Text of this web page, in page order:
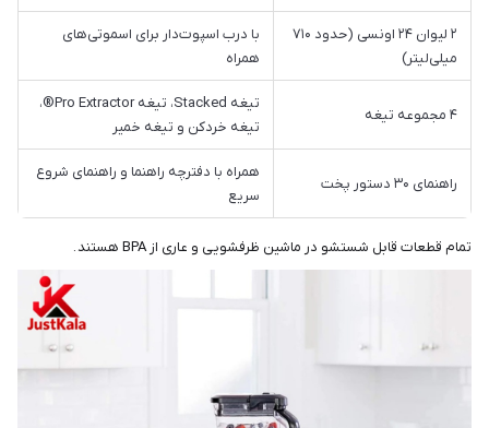
۲ لیوان ۲۴ اونسی (حدود ۷۱۰
میلی‌لیتر)
با درب اسپوت‌دار برای اسموتی‌های
همراه
۴ مجموعه تیغه
تیغه Stacked، تیغه Pro Extractor®،
تیغه خردکن و تیغه خمیر
راهنمای ۳۰ دستور پخت
همراه با دفترچه راهنما و راهنمای شروع
سریع
تمام قطعات قابل شستشو در ماشین ظرفشویی و عاری از BPA هستند .